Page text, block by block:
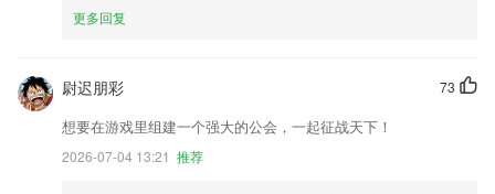
更多回复
73
尉迟朋彩
想要在游戏里组建一个强大的公会，一起征战天下！
2026-07-04 13:21 推荐